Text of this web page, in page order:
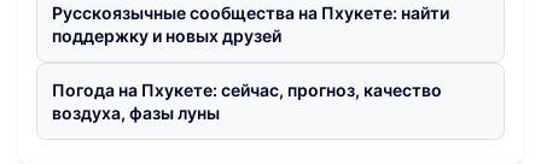
Русскоязычные сообщества на Пхукете: найти
поддержку и новых друзей
Погода на Пхукете: сейчас, прогноз, качество
воздуха, фазы луны